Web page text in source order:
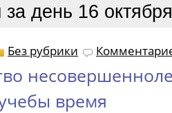
день 16
Без рубрики
время